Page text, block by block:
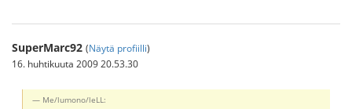
SuperMarc92 (Näytä profiilli)
16. huhtikuuta 2009 20.53.30
Me/lumono/leLL: